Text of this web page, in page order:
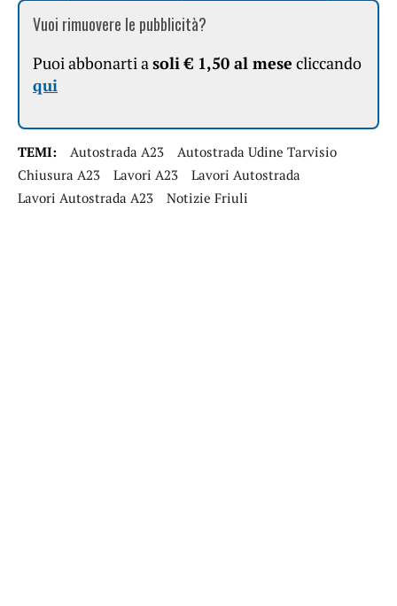
Vuoi rimuovere le pubblicità?
Puoi abbonarti asoli € 1,50 al mese cliccando
qui
TEMI: Autostrada A23
Autostrada Udine Tarvisio
Chiusura A23
Lavori A23
Lavori Autostrada
Lavori Autostrada A23
Notizie Friuli